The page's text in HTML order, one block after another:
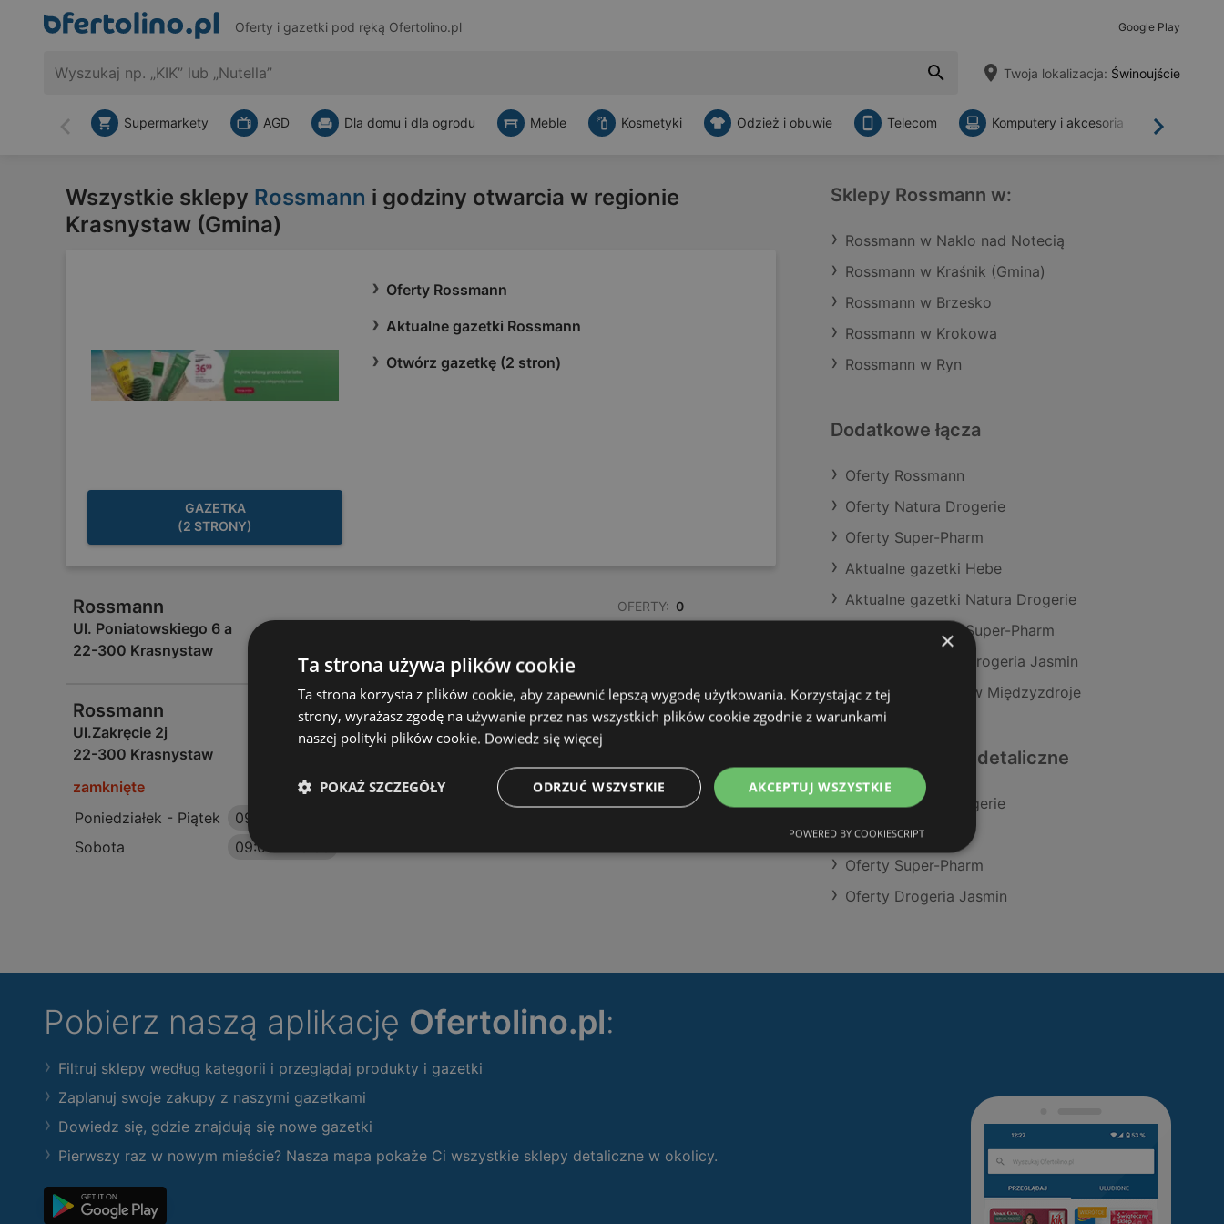
Oferty i gazetki pod ręką Ofertolino.pl Google Play
Twoja lokalizacja: Świnoujście
Wstecz Dalej
Supermarkety AGD Dla domu i dla ogrodu Meble Kosmetyki Odzież i obuwie Telecom Komputery i akcesoria
Wszystkie sklepy Rossmann i godziny otwarcia w regionie
Krasnystaw (Gmina)
GAZETKA
(2 STRONY)
Oferty Rossmann
Aktualne gazetki Rossmann
Otwórz gazetkę (2 stron)
Rossmann
Ul. Poniatowskiego 6 a
22-300 Krasnystaw
OFERTY: 0
Rossmann
Ul.Zakręcie 2j
22-300 Krasnystaw
OFERTY:
0
zamknięte
Poniedziałek - Piątek
09:00
Sobota
09:00
Sklepy Rossmann w:
Rossmann w Nakło nad Notecią
Rossmann w Kraśnik (Gmina)
Rossmann w Brzesko
Rossmann w Krokowa
Rossmann w Ryn
Dodatkowe łącza
Oferty Rossmann
Oferty Natura Drogerie
Oferty Super-Pharm
Aktualne gazetki Hebe
Aktualne gazetki Natura Drogerie
Aktualne gazetki Super-Pharm
Aktualne gazetki Drogeria Jasmin
Sklepy Rossmann w Międzyzdroje
Podobne sklepy detaliczne
Oferty Natura Drogerie
Oferty Hebe
Oferty Super-Pharm
Oferty Drogeria Jasmin
Pobierz naszą aplikację Ofertolino.pl:
Filtruj sklepy według kategorii i przeglądaj produkty i gazetki
Zaplanuj swoje zakupy z naszymi gazetkami
Dowiedz się, gdzie znajdują się nowe gazetki
Pierwszy raz w nowym mieście? Nasza mapa pokaże Ci wszystkie sklepy detaliczne w okolicy.
×
Ta strona używa plików cookie
Ta strona korzysta z plików cookie, aby zapewnić lepszą wygodę użytkowania. Korzystając z tej
strony, wyrażasz zgodę na używanie przez nas wszystkich plików cookie zgodnie z warunkami
naszej polityki plików cookie. Dowiedz się więcej
AKCEPTUJ WSZYSTKIE
ODRZUĆ WSZYSTKIE
POKAŻ SZCZEGÓŁY
POWERED BY COOKIESCRIPT